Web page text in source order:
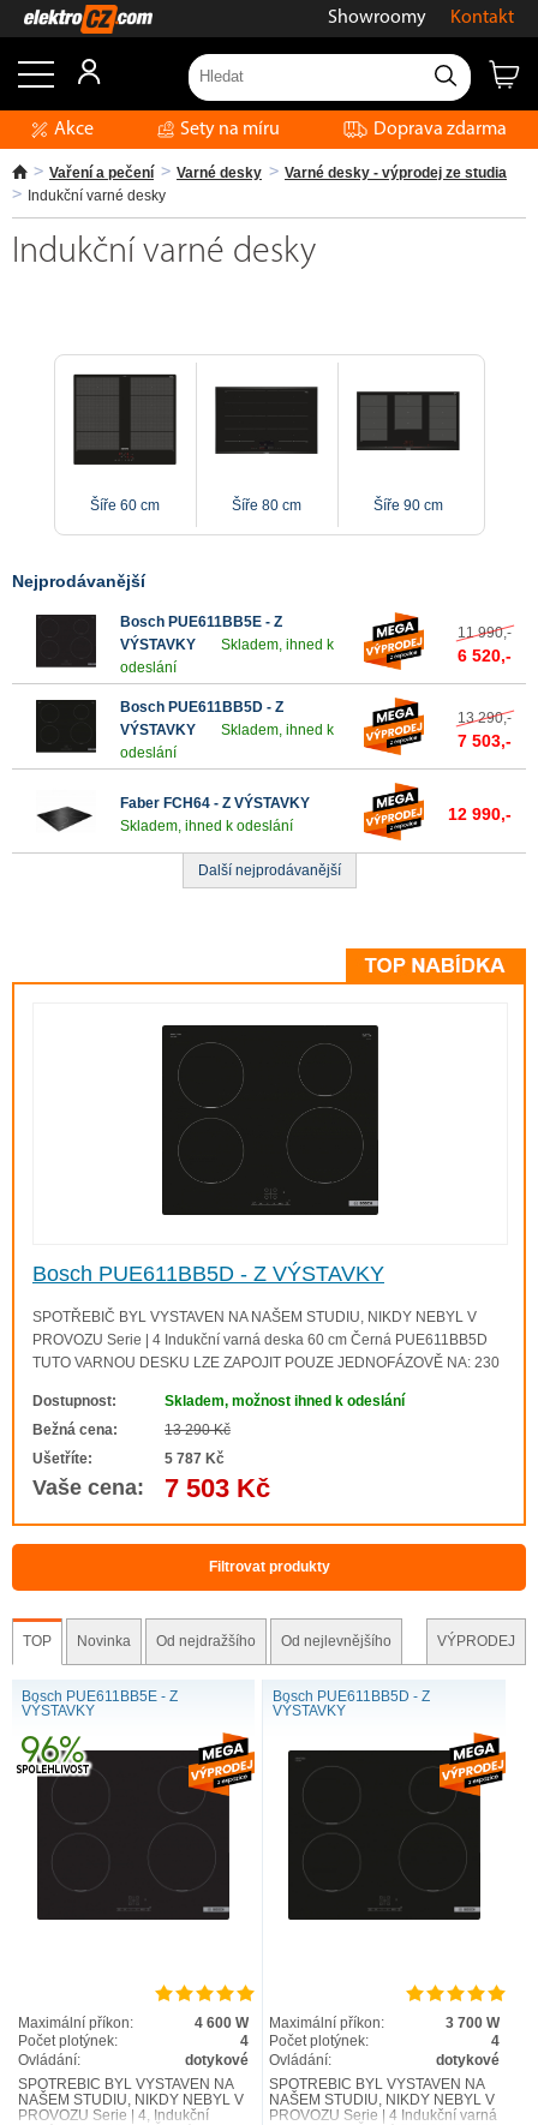
Showroomy Kontakt
Akce Sety na míru Doprava zdarma
Vaření a pečení Varné desky
Varné desky - výprodej ze studia
Indukční varné desky
Indukční varné desky
Šíře 60 cm Šíře 80 cm Šíře 90 cm
Nejprodávanější
Bosch PUE611BB5E - Z
VÝSTAVKY
Skladem, ihned k
odeslání
11 990,-
6 520,-
Bosch PUE611BB5D - Z
VÝSTAVKY
Skladem, ihned k
odeslání
13 290,-
7 503,-
Faber FCH64 - Z VÝSTAVKY
Skladem, ihned k odeslání
12 990,-
Další nejprodávanější
Bosch PUE611BB5D - Z VÝSTAVKY
SPOTŘEBIČ BYL VYSTAVEN NA NAŠEM STUDIU, NIKDY NEBYL V
PROVOZU Serie | 4 Indukční varná deska 60 cm Černá PUE611BB5D
TUTO VARNOU DESKU LZE ZAPOJIT POUZE JEDNOFÁZOVĚ NA: 230
pro 4 hrnce nebo pánve. Flexibilita..
Dostupnost:
Skladem, možnost ihned k odeslání
Bežná cena:
13 290 Kč
Ušetříte:
5 787 Kč
Vaše cena: 7 503 Kč
Filtrovat produkty
TOP Novinka Od nejdražšího Od nejlevnějšího VÝPRODEJ
Bosch PUE611BB5E - Z
VÝSTAVKY
Maximální příkon:
4 600 W
Počet plotýnek:
4
Ovládání:
dotykové
SPOTŘEBIČ BYL VYSTAVEN NA
NAŠEM STUDIU, NIKDY NEBYL V
PROVOZU Serie | 4, Indukční
Bosch PUE611BB5D - Z
VÝSTAVKY
Maximální příkon:
3 700 W
Počet plotýnek:
4
Ovládání:
dotykové
SPOTŘEBIČ BYL VYSTAVEN NA
NAŠEM STUDIU, NIKDY NEBYL V
PROVOZU Serie | 4 Indukční varná